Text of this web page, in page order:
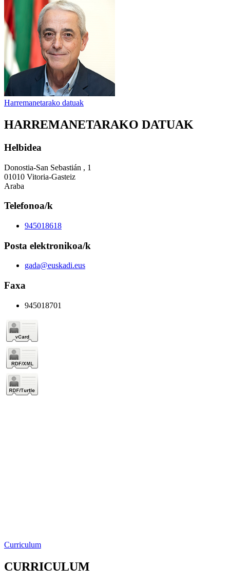
Harremanetarako datuak
HARREMANETARAKO DATUAK
Helbidea
Donostia-San Sebastián , 1
01010 Vitoria-Gasteiz
Araba
Telefonoa/k
945018618
Posta elektronikoa/k
gada@euskadi.eus
Faxa
945018701
Curriculum
CURRICULUM